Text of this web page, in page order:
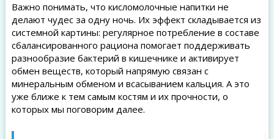
Важно понимать, что кисломолочные напитки не
делают чудес за одну ночь. Их эффект складывается из
системной картины: регулярное потребление в составе
сбалансированного рациона помогает поддерживать
разнообразие бактерий в кишечнике и активирует
обмен веществ, который напрямую связан с
минеральным обменом и всасыванием кальция. А это
уже ближе к тем самым костям и их прочности, о
которых мы поговорим далее.